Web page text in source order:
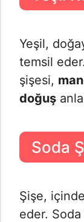
Yeşil,
temsil
şişesi,
doğuş
Soda
Şişe,
eder.